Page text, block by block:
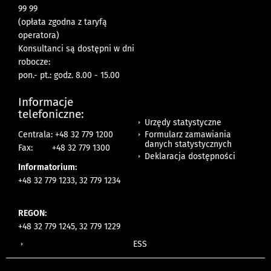
99 99
(opłata zgodna z taryfą
operatora)
Konsultanci są dostępni w dni
robocze:
pon.- pt.: godz. 8.00 - 15.00
Informacje
telefoniczne:
Centrala: +48 32 779 1200
Fax:
+48 32 779 1300
Informatorium:
+48 32 779 1233, 32 779 1234
REGON:
+48 32 779 1245, 32 779 1229
Urzędy statystyczne
Formularz zamawiania
danych statystycznych
Deklaracja dostępności
ESS